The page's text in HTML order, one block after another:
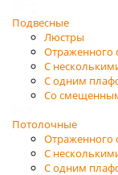
Подвесные
Люстры
Отраженного
С
С одним
Со
Потолочные
Отраженного
С
С одним